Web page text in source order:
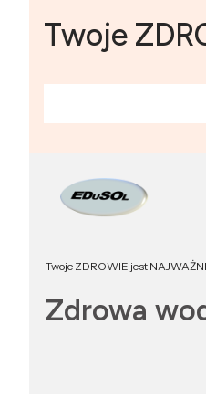
Twoje
Twoje ZDROWIE jest
Zdrowa